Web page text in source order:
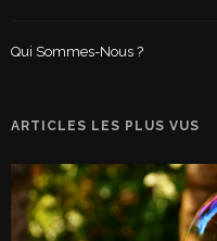
Qui Sommes-Nous ?
ARTICLES LES PLUS VUS